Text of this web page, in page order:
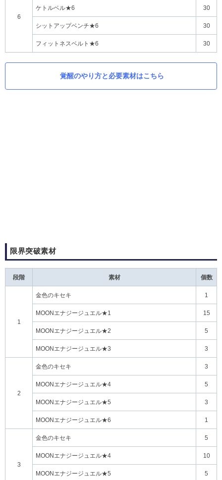
6
ケトルベル★6 30
シットアップベンチ★6 30
フィットネスベルト★6 30
覚醒のやり方と必要素材はこちら
限界突破素材
段階 素材 個数
1
金色のキセキ 1
MOONエナジージュエル★1 15
MOONエナジージュエル★2 5
MOONエナジージュエル★3 3
2
金色のキセキ 3
MOONエナジージュエル★4 5
MOONエナジージュエル★5 3
MOONエナジージュエル★6 1
3
金色のキセキ 5
MOONエナジージュエル★4 10
MOONエナジージュエル★5 5